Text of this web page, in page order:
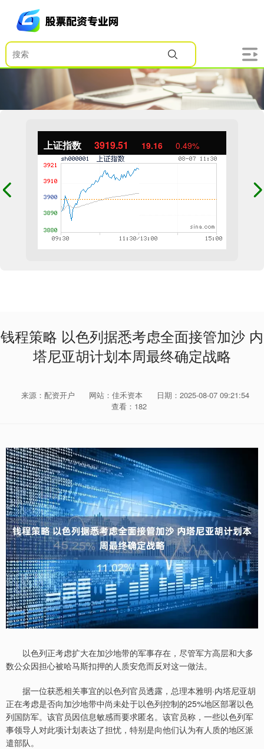
上证指数 3919.51 19.16 0.49%
钱程策略 以色列据悉考虑全面接管加沙 内
塔尼亚胡计划本周最终确定战略
来源：配资开户 网站：佳禾资本
日期：2025-08-07 09:21:54
查看：182
以色列正考虑扩大在加沙地带的军事存在，尽管军方高层和大多
数公众因担心被哈马斯扣押的人质安危而反对这一做法。
据一位获悉相关事宜的以色列官员透露，总理本雅明·内塔尼亚胡
正在考虑是否向加沙地带中尚未处于以色列控制的25%地区部署以色
列国防军。该官员因信息敏感而要求匿名。该官员称，一些以色列军
事领导人对此项计划表达了担忧，特别是向他们认为有人质的地区派
遣部队。